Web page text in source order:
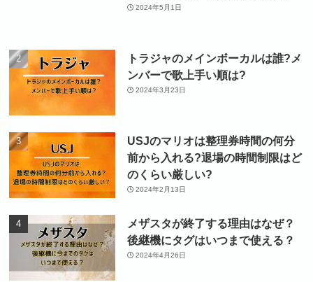
2024年5月1日
トラジャのメインボーカルは誰?メ
ンバーで歌上手い順は?
2024年3月23日
USJのマリオは整理券時間の何分
前から入れる?退場の時間制限はど
のくらい厳しい?
2024年2月13日
メザスタが終了する理由はなぜ？
後継機にタグはいつまで使える？
2024年4月26日